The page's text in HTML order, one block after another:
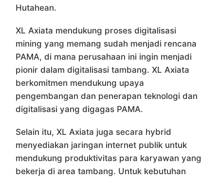
Hutahean.
XL Axiata mendukung proses digitalisasi
mining yang memang sudah menjadi rencana
PAMA, di mana perusahaan ini ingin menjadi
pionir dalam digitalisasi tambang. XL Axiata
berkomitmen mendukung upaya
pengembangan dan penerapan teknologi dan
digitalisasi yang digagas PAMA.
Selain itu, XL Axiata juga secara hybrid
menyediakan jaringan internet publik untuk
mendukung produktivitas para karyawan yang
bekerja di area tambang. Untuk kebutuhan